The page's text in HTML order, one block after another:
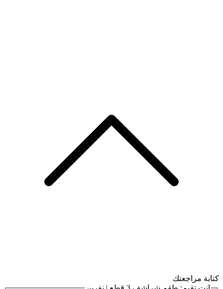
كتابة مراجعتك